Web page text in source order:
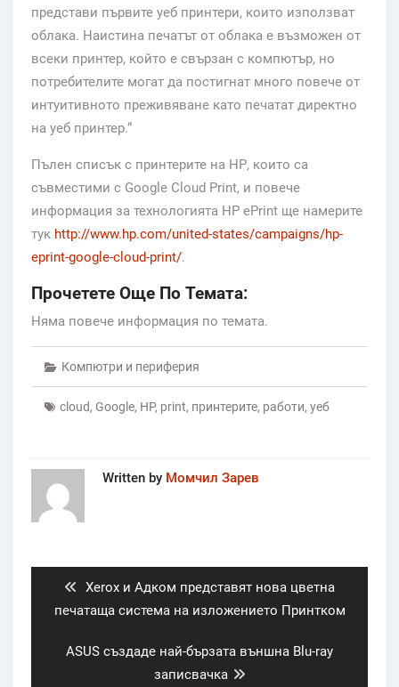
представи първите уеб принтери, които използват
облака. Наистина печатът от облака е възможен от
всеки принтер, който е свързан с компютър, но
потребителите могат да постигнат много повече от
интуитивното преживяване като печатат директно
на уеб принтер.“
Пълен списък с принтерите на НР, които са
съвместими с Google Cloud Print, и повече
информация за технологията HP ePrint ще намерите
тук http://www.hp.com/united-states/campaigns/hp-
eprint-google-cloud-print/.
Прочетете Още По Темата:
Няма повече информация по темата.
Компютри и периферия
cloud, Google, HP, print, принтерите, работи, уеб
Written by Момчил Зарев
Previous
post:
Xerox и Адком представят нова цветна
печатаща система на изложението Принтком
Next
ASUS създаде най-бързата външна Blu-ray
записвачка